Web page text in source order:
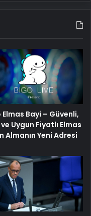
Elmas Bayi – Güvenli,
ve Uygun Fiyatlı Elmas
Almanın Yeni Adresi